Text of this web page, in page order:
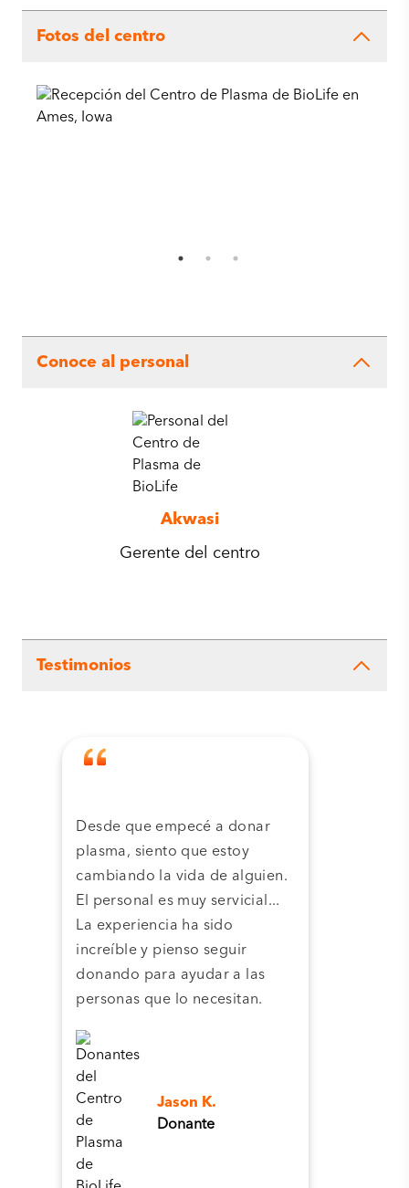
Fotos del centro
Conoce al personal
Akwasi
Gerente del centro
Testimonios
Desde que empecé a donar
plasma, siento que estoy
cambiando la vida de alguien.
El personal es muy servicial...
La experiencia ha sido
increíble y pienso seguir
donando para ayudar a las
personas que lo necesitan.
Jason K.
Donante